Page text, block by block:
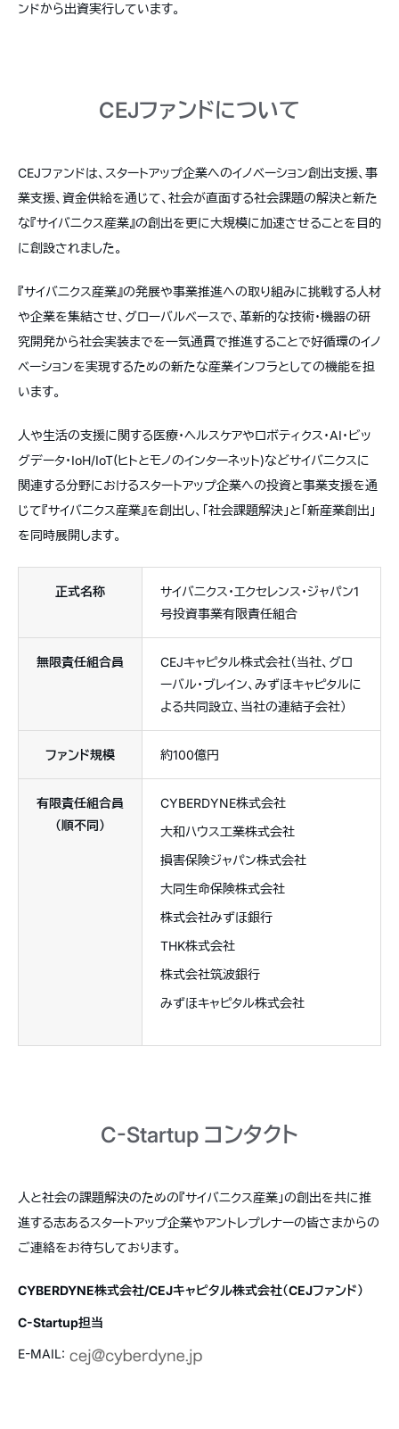
ンドから出資実行しています。
CEJファンドについて
CEJファンドは、スタートアップ企業へのイノベーション創出支援、事
業支援、資金供給を通じて、社会が直面する社会課題の解決と新た
な『サイバニクス産業』の創出を更に大規模に加速させることを目的
に創設されました。
『サイバニクス産業』の発展や事業推進への取り組みに挑戦する人材
や企業を集結させ、グローバルベースで、革新的な技術・機器の研
究開発から社会実装までを一気通貫で推進することで好循環のイノ
ベーションを実現するための新たな産業インフラとしての機能を担
います。
人や生活の支援に関する医療・ヘルスケアやロボティクス・AI・ビッ
グデータ・IoH/IoT(ヒトとモノのインターネット)などサイバニクスに
関連する分野におけるスタートアップ企業への投資と事業支援を通
じて『サイバニクス産業』を創出し、「社会課題解決」と「新産業創出」
を同時展開します。
正式名称
サイバニクス・エクセレンス・ジャパン1
号投資事業有限責任組合
無限責任組合員
CEJキャピタル株式会社（当社、グロ
ーバル・ブレイン、みずほキャピタルに
よる共同設立、当社の連結子会社）
ファンド規模 約100億円
有限責任組合員
（順不同）
CYBERDYNE株式会社
大和ハウス工業株式会社
損害保険ジャパン株式会社
大同生命保険株式会社
株式会社みずほ銀行
THK株式会社
株式会社筑波銀行
みずほキャピタル株式会社
C-Startup コンタクト
人と社会の課題解決のための『サイバニクス産業」の創出を共に推
進する志あるスタートアップ企業やアントレプレナーの皆さまからの
ご連絡をお待ちしております。
CYBERDYNE株式会社/CEJキャピタル株式会社（CEJファンド）
C-Startup担当
E-MAIL: